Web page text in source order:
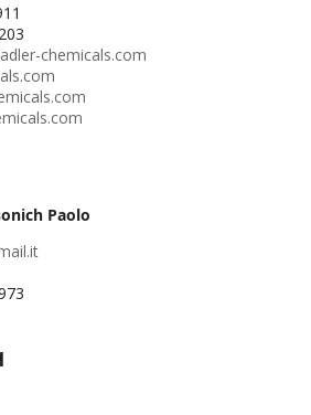
chemicals.com
Paolo